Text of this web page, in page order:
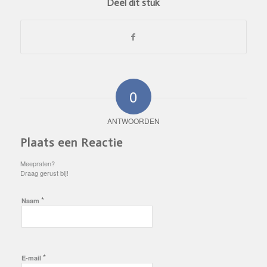
Deel dit stuk
0
ANTWOORDEN
Plaats een Reactie
Meepraten?
Draag gerust bij!
Naam *
E-mail *